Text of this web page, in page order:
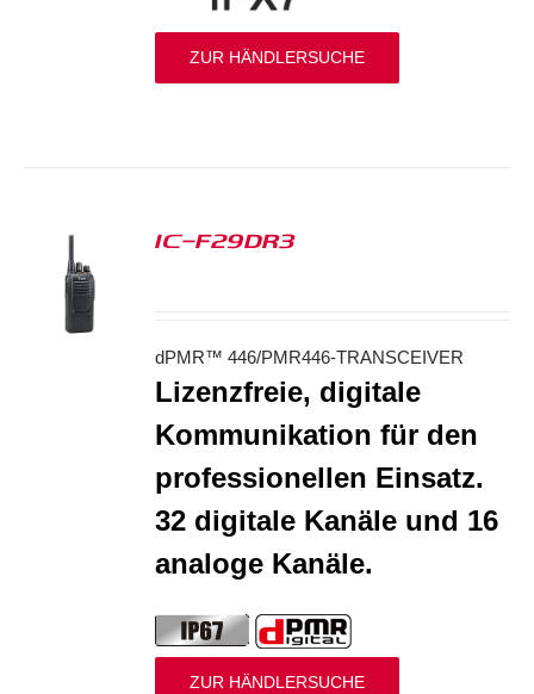
ZUR HÄNDLERSUCHE
IC-F29DR3
dPMR™ 446/PMR446-TRANSCEIVER
Lizenzfreie, digitale
Kommunikation für den
professionellen Einsatz.
32 digitale Kanäle und 16
analoge Kanäle.
ZUR HÄNDLERSUCHE